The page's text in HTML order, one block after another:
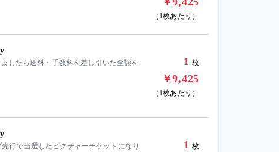
（1枚あたり）
したら送料・手数料を差し引いた全額を
1 枚
￥9,425
（1枚あたり）
行で当選したピクチャーチケットになり
1 枚